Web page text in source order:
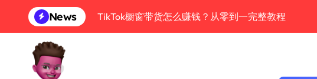
到
News
币安最新注册及美股购买攻略：从C2C买USDT到5